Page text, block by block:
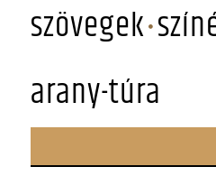
szövegek
arany-túra